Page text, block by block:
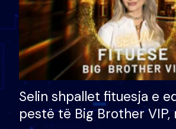
Selin shpallet fituesja e
pestë të Big Brother